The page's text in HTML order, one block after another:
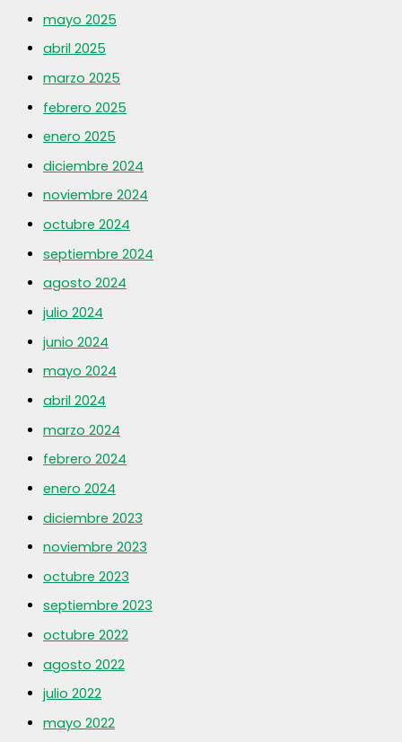
mayo 2025
abril 2025
marzo 2025
febrero 2025
enero 2025
diciembre 2024
noviembre 2024
octubre 2024
septiembre 2024
agosto 2024
julio 2024
junio 2024
mayo 2024
abril 2024
marzo 2024
febrero 2024
enero 2024
diciembre 2023
noviembre 2023
octubre 2023
septiembre 2023
octubre 2022
agosto 2022
julio 2022
mayo 2022